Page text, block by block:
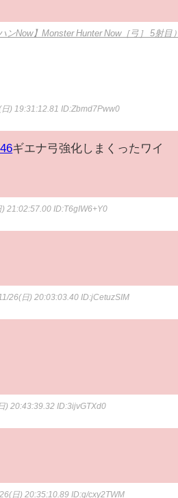
ンNow】Monster Hunter Now［弓］ 5射目）
日) 19:31:12.81ID:Zbmd7Pww0
ギエナ弓強化しまくったワイ
) 21:02:57.00ID:T6gIW6+Y0
26(日) 20:03:03.40ID:jCetuzSIM
) 20:43:39.32ID:3ijvGTXd0
26(日) 20:35:10.89ID:g/cxy2TWM